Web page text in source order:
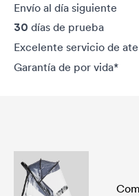
Envío al día siguiente
30 días de prueba
Excelente servicio de
Garantía de por vida*